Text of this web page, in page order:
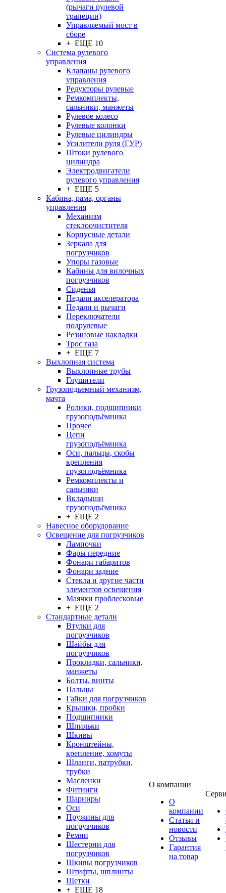
(рычаги рулевой
трапеции)
Управляемый мост в
сборе
+ ЕЩЕ 10
Система рулевого
управления
Клапаны рулевого
управления
Редукторы рулевые
Ремкомплекты,
сальники, манжеты
Рулевое колесо
Рулевые колонки
Рулевые цилиндры
Усилители руля (ГУР)
Штоки рулевого
цилиндра
Электродвигатели
рулевого управления
+ ЕЩЕ 5
Кабина, рама, органы
управления
Механизм
стеклоочистителя
Корпусные детали
Зеркала для
погрузчиков
Упоры газовые
Кабины для вилочных
погрузчиков
Сиденья
Педали акселератора
Педали и рычаги
Переключатели
подрулевые
Резиновые накладки
Трос газа
+ ЕЩЕ 7
Выхлопная система
Выхлопные трубы
Глушители
Грузоподьемный механизм,
мачта
Ролики, подшипники
грузоподъёмника
Прочее
Цепи
грузоподъёмника
Оси, пальцы, скобы
крепления
грузоподъёмника
Ремкомплекты и
сальники
Вкладыши
грузоподъёмника
+ ЕЩЕ 2
Навесное оборудование
Освещение для погрузчиков
Лампочки
Фары передние
Фонари габаритов
Фонари задние
Стекла и другие части
элементов освещения
Маячки проблесковые
+ ЕЩЕ 2
Стандартные детали
Втулки для
погрузчиков
Шайбы для
погрузчиков
Прокладки, сальники,
манжеты
Болты, винты
Пальцы
Гайки для погрузчиков
Крышки, пробки
Подшипники
Шпильки
Шкивы
Кронштейны,
крепление, хомуты
Шланги, патрубки,
трубки
Масленки
Фитинги
Шарниры
Оси
Пружины для
погрузчиков
Ремни
Шестерни для
погрузчиков
Шкивы погрузчиков
Штифты, шплинты
Щетки
+ ЕЩЕ 18
О компании
О
компании
Статьи и
новости
Отзывы
Гарантия
на товар